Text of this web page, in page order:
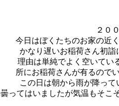
２０
今日はぼくたちのお家の近
かなり遅いお稲荷さん初
理由は単純でよく空いて
所にお稲荷さんが有るので
この日は朝から雨が降っ
曇ってはいましたが気温もそこ